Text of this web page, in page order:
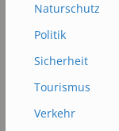
Naturschutz
Politik
Sicherheit
Tourismus
Verkehr